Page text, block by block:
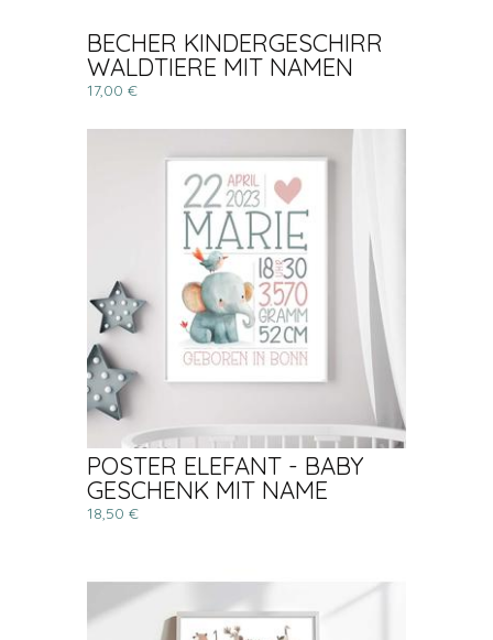
BECHER KINDERGESCHIRR
WALDTIERE MIT NAMEN
17,00 €
POSTER ELEFANT - BABY
GESCHENK MIT NAME
18,50 €